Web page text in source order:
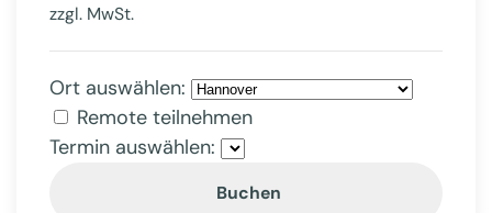
zzgl. MwSt.
Ort auswählen:
Remote teilnehmen
Termin auswählen:
Buchen